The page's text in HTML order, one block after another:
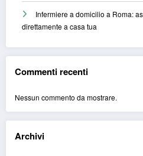
Infermiere a domicilio a Roma:
direttamente a casa tua
Commenti recenti
Nessun commento da mostrare.
Archivi